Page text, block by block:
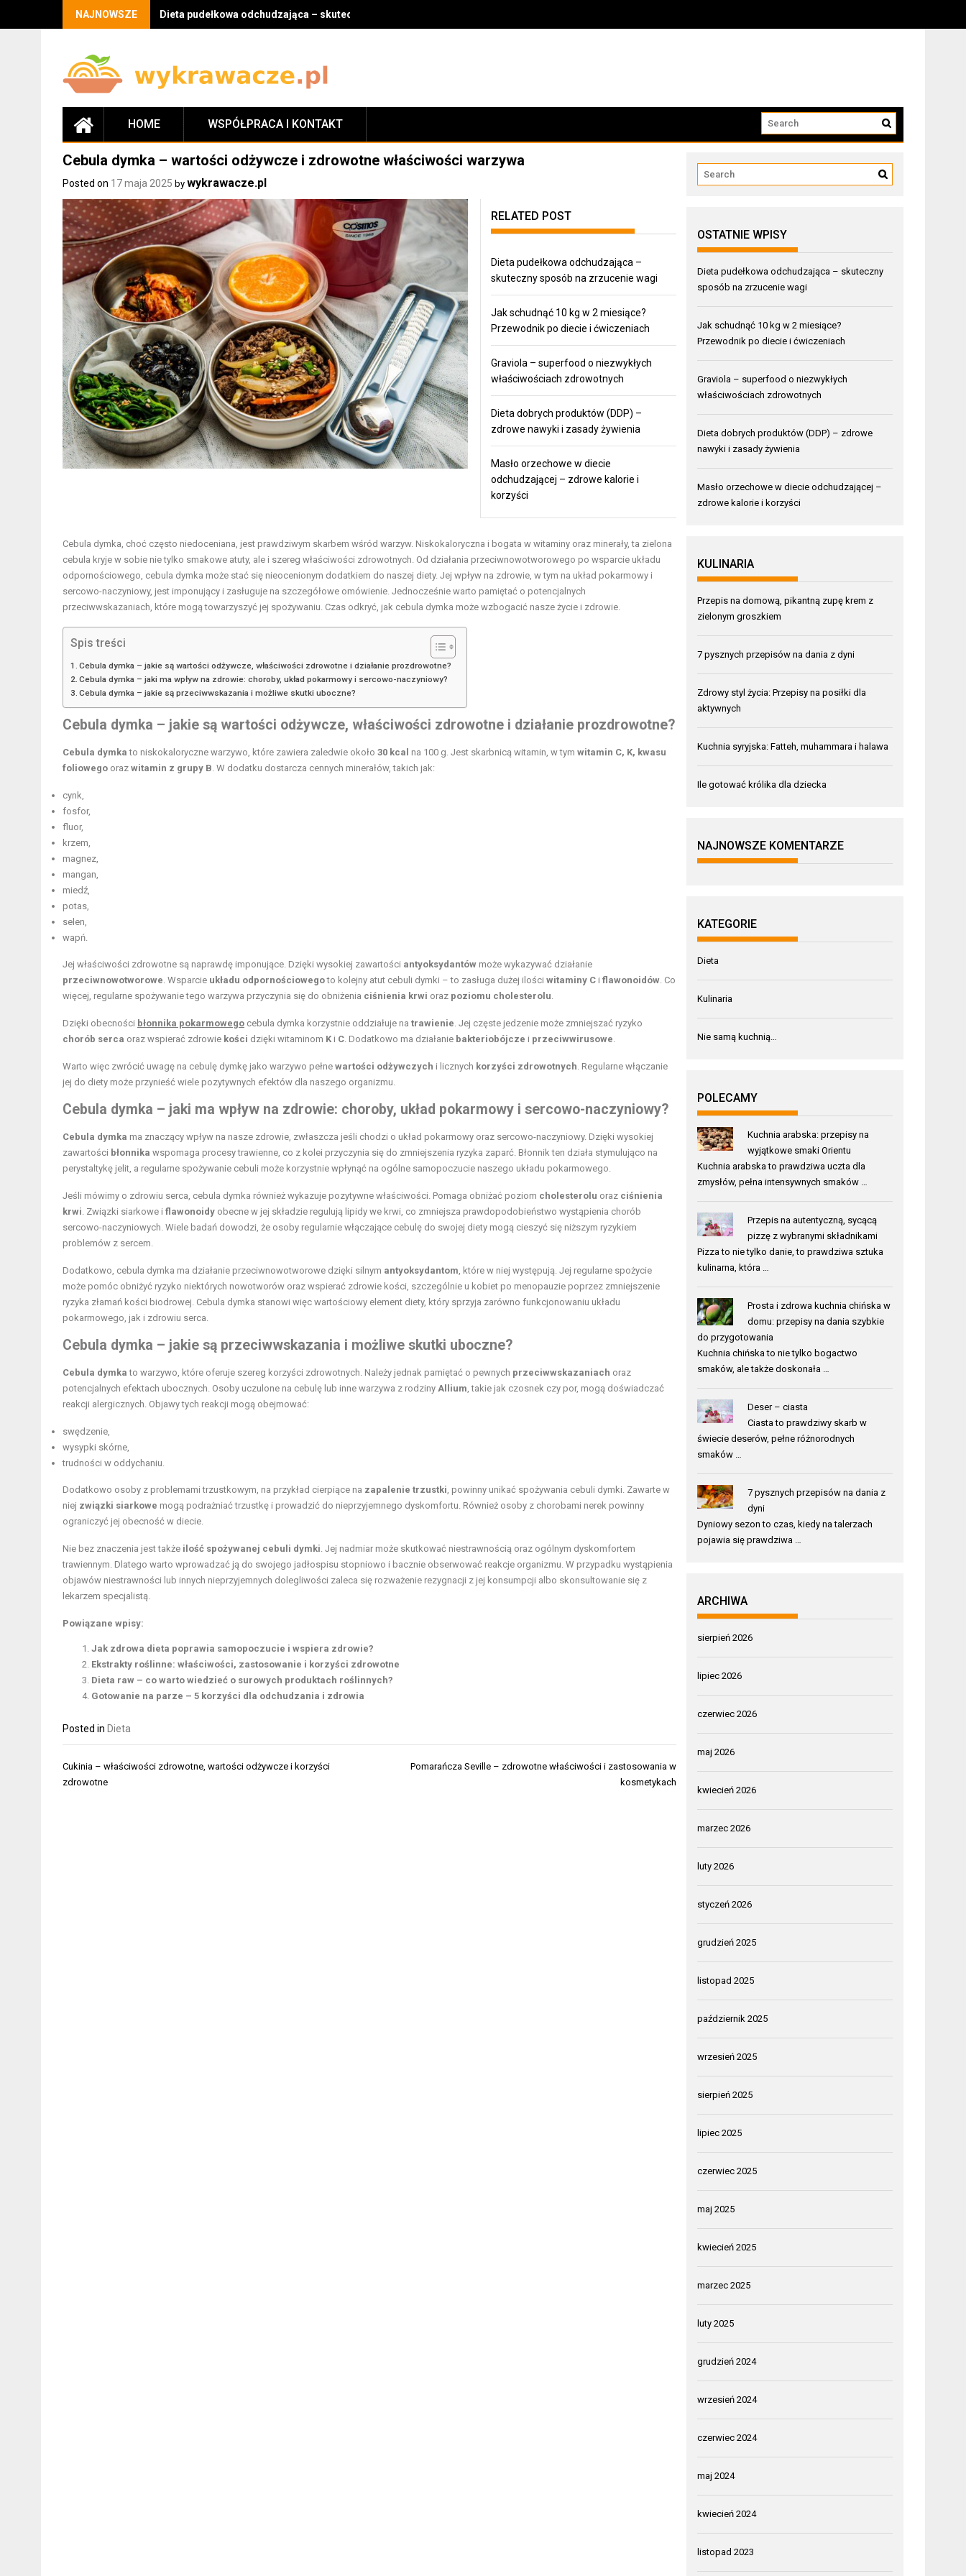
NAJNOWSZE Dieta pudełkowa odchudzająca – skuteczny sposób na zrzucenie wagi
HOME WSPÓŁPRACA I KONTAKT
Cebula dymka – wartości odżywcze i zdrowotne właściwości warzywa
Posted on 17 maja 2025 by wykrawacze.pl
RELATED POST
Dieta pudełkowa odchudzająca –
skuteczny sposób na zrzucenie wagi
Jak schudnąć 10 kg w 2 miesiące?
Przewodnik po diecie i ćwiczeniach
Graviola – superfood o niezwykłych
właściwościach zdrowotnych
Dieta dobrych produktów (DDP) –
zdrowe nawyki i zasady żywienia
Masło orzechowe w diecie
odchudzającej – zdrowe kalorie i
korzyści
Cebula dymka, choć często niedoceniana, jest prawdziwym skarbem wśród warzyw. Niskokaloryczna i bogata w witaminy oraz minerały, ta zielona
cebula kryje w sobie nie tylko smakowe atuty, ale i szereg właściwości zdrowotnych. Od działania przeciwnowotworowego po wsparcie układu
odpornościowego, cebula dymka może stać się nieocenionym dodatkiem do naszej diety. Jej wpływ na zdrowie, w tym na układ pokarmowy i
sercowo-naczyniowy, jest imponujący i zasługuje na szczegółowe omówienie. Jednocześnie warto pamiętać o potencjalnych
przeciwwskazaniach, które mogą towarzyszyć jej spożywaniu. Czas odkryć, jak cebula dymka może wzbogacić nasze życie i zdrowie.
Spis treści
Cebula dymka – jakie są wartości odżywcze, właściwości zdrowotne i działanie prozdrowotne?
Cebula dymka – jaki ma wpływ na zdrowie: choroby, układ pokarmowy i sercowo-naczyniowy?
Cebula dymka – jakie są przeciwwskazania i możliwe skutki uboczne?
Cebula dymka – jakie są wartości odżywcze, właściwości zdrowotne i działanie prozdrowotne?
Cebula dymka to niskokaloryczne warzywo, które zawiera zaledwie około 30 kcal na 100 g. Jest skarbnicą witamin, w tym witamin C, K, kwasu
foliowego oraz witamin z grupy B . W dodatku dostarcza cennych minerałów, takich jak:
cynk,
fosfor,
fluor,
krzem,
magnez,
mangan,
miedź,
potas,
selen,
wapń.
Jej właściwości zdrowotne są naprawdę imponujące. Dzięki wysokiej zawartości antyoksydantów może wykazywać działanie
przeciwnowotworowe . Wsparcie układu odpornościowegoto kolejny atut cebuli dymki – to zasługa dużej ilości witaminy C i flawonoidów . Co
więcej, regularne spożywanie tego warzywa przyczynia się do obniżenia ciśnienia krwi oraz poziomu cholesterolu
Dzięki obecności błonnika pokarmowego cebula dymka korzystnie oddziałuje na trawienie . Jej częste jedzenie może zmniejszać ryzyko
chorób serca oraz wspierać zdrowie kości dzięki witaminom K i C . Dodatkowo ma działanie bakteriobójcze i przeciwwirusowe
Warto więc zwrócić uwagę na cebulę dymkę jako warzywo pełne wartości odżywczych i licznych korzyści zdrowotnych . Regularne włączanie
jej do diety może przynieść wiele pozytywnych efektów dla naszego organizmu.
Cebula dymka – jaki ma wpływ na zdrowie: choroby, układ pokarmowy i sercowo-naczyniowy?
Cebula dymka ma znaczący wpływ na nasze zdrowie, zwłaszcza jeśli chodzi o układ pokarmowy oraz sercowo-naczyniowy. Dzięki wysokiej
zawartości błonnika wspomaga procesy trawienne, co z kolei przyczynia się do zmniejszenia ryzyka zaparć. Błonnik ten działa stymulująco na
perystaltykę jelit, a regularne spożywanie cebuli może korzystnie wpłynąć na ogólne samopoczucie naszego układu pokarmowego.
Jeśli mówimy o zdrowiu serca, cebula dymka również wykazuje pozytywne właściwości. Pomaga obniżać poziom cholesterolu oraz ciśnienia
krwi . Związki siarkowe i flawonoidy obecne w jej składzie regulują lipidy we krwi, co zmniejsza prawdopodobieństwo wystąpienia chorób
sercowo-naczyniowych. Wiele badań dowodzi, że osoby regularnie włączające cebulę do swojej diety mogą cieszyć się niższym ryzykiem
problemów z sercem.
Dodatkowo, cebula dymka ma działanie przeciwnowotworowe dzięki silnym antyoksydantom , które w niej występują. Jej regularne spożycie
może pomóc obniżyć ryzyko niektórych nowotworów oraz wspierać zdrowie kości, szczególnie u kobiet po menopauzie poprzez zmniejszenie
ryzyka złamań kości biodrowej. Cebula dymka stanowi więc wartościowy element diety, który sprzyja zarówno funkcjonowaniu układu
pokarmowego, jak i zdrowiu serca.
Cebula dymka – jakie są przeciwwskazania i możliwe skutki uboczne?
Cebula dymka to warzywo, które oferuje szereg korzyści zdrowotnych. Należy jednak pamiętać o pewnych przeciwwskazaniach oraz
potencjalnych efektach ubocznych. Osoby uczulone na cebulę lub inne warzywa z rodziny Allium , takie jak czosnek czy por, mogą doświadczać
reakcji alergicznych. Objawy tych reakcji mogą obejmować:
swędzenie,
wysypki skórne,
trudności w oddychaniu.
Dodatkowo osoby z problemami trzustkowym, na przykład cierpiące na zapalenie trzustki , powinny unikać spożywania cebuli dymki. Zawarte w
niej związki siarkowe mogą podrażniać trzustkę i prowadzić do nieprzyjemnego dyskomfortu. Również osoby z chorobami nerek powinny
ograniczyć jej obecność w diecie.
Nie bez znaczenia jest także ilość spożywanej cebuli dymki . Jej nadmiar może skutkować niestrawnością oraz ogólnym dyskomfortem
trawiennym. Dlatego warto wprowadzać ją do swojego jadłospisu stopniowo i bacznie obserwować reakcje organizmu. W przypadku wystąpienia
objawów niestrawności lub innych nieprzyjemnych dolegliwości zaleca się rozważenie rezygnacji z jej konsumpcji albo skonsultowanie się z
lekarzem specjalistą.
Powiązane wpisy:
Jak zdrowa dieta poprawia samopoczucie i wspiera zdrowie?
Ekstrakty roślinne: właściwości, zastosowanie i korzyści zdrowotne
Dieta raw – co warto wiedzieć o surowych produktach roślinnych?
Gotowanie na parze – 5 korzyści dla odchudzania i zdrowia
Posted in Dieta
Nawigacja
wpisu
Cukinia – właściwości zdrowotne, wartości odżywcze i korzyści
zdrowotne
Pomarańcza Seville – zdrowotne właściwości i zastosowania w
kosmetykach
OSTATNIE WPISY
Dieta pudełkowa odchudzająca – skuteczny
sposób na zrzucenie wagi
Jak schudnąć 10 kg w 2 miesiące?
Przewodnik po diecie i ćwiczeniach
Graviola – superfood o niezwykłych
właściwościach zdrowotnych
Dieta dobrych produktów (DDP) – zdrowe
nawyki i zasady żywienia
Masło orzechowe w diecie odchudzającej –
zdrowe kalorie i korzyści
KULINARIA
Przepis na domową, pikantną zupę krem z
zielonym groszkiem
7 pysznych przepisów na dania z dyni
Zdrowy styl życia: Przepisy na posiłki dla
aktywnych
Kuchnia syryjska: Fatteh, muhammara i halawa
Ile gotować królika dla dziecka
NAJNOWSZE KOMENTARZE
KATEGORIE
Dieta
Kulinaria
Nie samą kuchnią…
POLECAMY
Kuchnia arabska: przepisy na
wyjątkowe smaki Orientu
Kuchnia arabska to prawdziwa uczta dla
zmysłów, pełna intensywnych smaków …
Przepis na autentyczną, sycącą
pizzę z wybranymi składnikami
Pizza to nie tylko danie, to prawdziwa sztuka
kulinarna, która …
Prosta i zdrowa kuchnia chińska w
domu: przepisy na dania szybkie
do przygotowania
Kuchnia chińska to nie tylko bogactwo
smaków, ale także doskonała …
Deser – ciasta
Ciasta to prawdziwy skarb w
świecie deserów, pełne różnorodnych
smaków …
7 pysznych przepisów na dania z
dyni
Dyniowy sezon to czas, kiedy na talerzach
pojawia się prawdziwa …
ARCHIWA
sierpień 2026
lipiec 2026
czerwiec 2026
maj 2026
kwiecień 2026
marzec 2026
luty 2026
styczeń 2026
grudzień 2025
listopad 2025
październik 2025
wrzesień 2025
sierpień 2025
lipiec 2025
czerwiec 2025
maj 2025
kwiecień 2025
marzec 2025
luty 2025
grudzień 2024
wrzesień 2024
czerwiec 2024
maj 2024
kwiecień 2024
listopad 2023